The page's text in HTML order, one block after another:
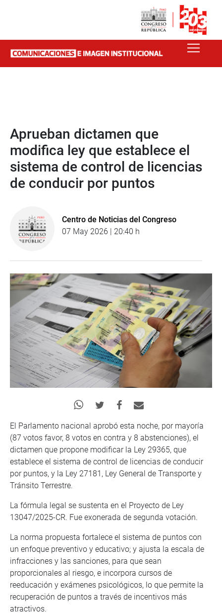
Aprueban dictamen que
modifica ley que establece el
sistema de control de licencias
de conducir por puntos
Centro de Noticias del Congreso
07 May 2026 | 20:40 h
El Parlamento nacional aprobó esta noche, por mayoría
(87 votos favor, 8 votos en contra y 8 abstenciones), el
dictamen que propone modificar la Ley 29365, que
establece el sistema de control de licencias de conducir
por puntos, y la Ley 27181, Ley General de Transporte y
Tránsito Terrestre.
La fórmula legal se sustenta en el Proyecto de Ley
13047/2025-CR. Fue exonerada de segunda votación.
La norma propuesta fortalece el sistema de puntos con
un enfoque preventivo y educativo; y ajusta la escala de
infracciones y las sanciones, para que sean
proporcionales al riesgo, e incorpora cursos de
reeducación y exámenes psicológicos, lo que permite la
recuperación de puntos a través de incentivos más
atractivos.